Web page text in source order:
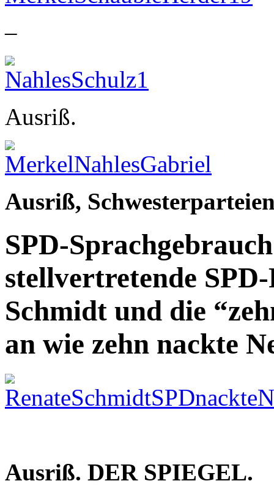
–
Ausriß.
Ausriß,
SPD-
stellvertretende
Schmidt und die
an wie zehn nackte
Ausriß. DER SPIEGEL.